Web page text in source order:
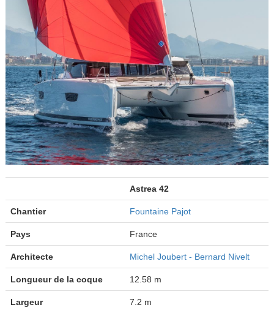
Astrea 42
Chantier Fountaine Pajot
Pays France
Architecte Michel Joubert - Bernard Nivelt
Longueur de la coque 12.58 m
Largeur 7.2 m